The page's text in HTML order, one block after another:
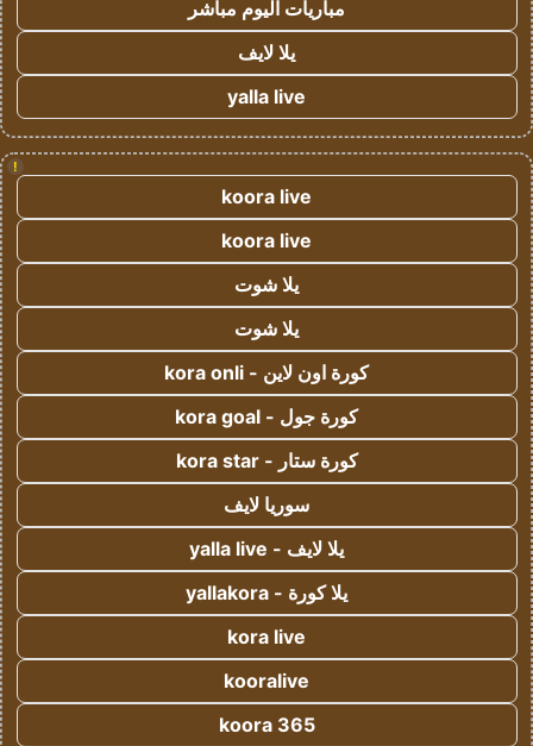
مباريات اليوم مباشر
يلا لايف
yalla live
!
koora live
koora live
يلا شوت
يلا شوت
كورة اون لاين - kora onli
كورة جول - kora goal
كورة ستار - kora star
سوريا لايف
يلا لايف - yalla live
يلا كورة - yallakora
kora live
kooralive
koora 365